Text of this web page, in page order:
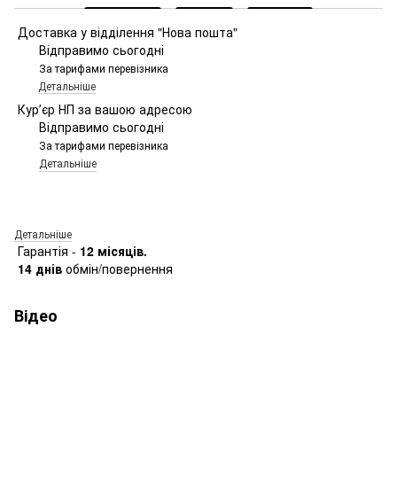
Доставка у відділення "Нова пошта"
Відправимо сьогодні
За тарифами перевізника
Детальніше
Курʼєр НП за вашою адресою
Відправимо сьогодні
За тарифами перевізника
Детальніше
Детальніше
Гарантія - 12 місяців.
14 днів обмін/повернення
Відео